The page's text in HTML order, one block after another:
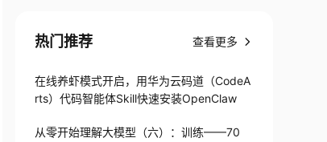
热门推荐 查看更多
在线养虾模式开启，用华为云码道（CodeA
rts）代码智能体Skill快速安装OpenClaw
从零开始理解大模型（六）：训练——70